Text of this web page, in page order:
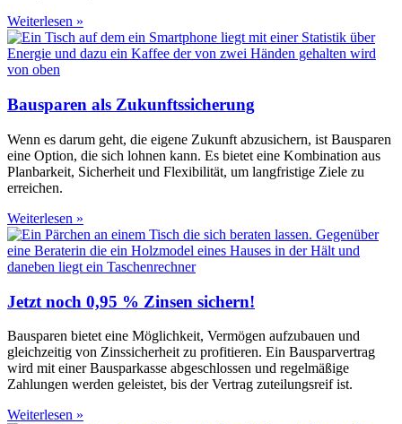
Weiterlesen »
Bausparen als Zukunftssicherung​​
Wenn es darum geht, die eigene Zukunft abzusichern, ist Bausparen
eine Option, die sich lohnen kann. Es bietet eine Kombination aus
Planbarkeit, Sicherheit und Flexibilität, um langfristige Ziele zu
erreichen.
Weiterlesen »
Jetzt noch 0,95 % Zinsen sichern!
Bausparen bietet eine Möglichkeit, Vermögen aufzubauen und
gleichzeitig von Zinssicherheit zu profitieren. Ein Bausparvertrag
wird mit einer Bausparkasse abgeschlossen und regelmäßige
Zahlungen werden geleistet, bis der Vertrag zuteilungsreif ist.
Weiterlesen »